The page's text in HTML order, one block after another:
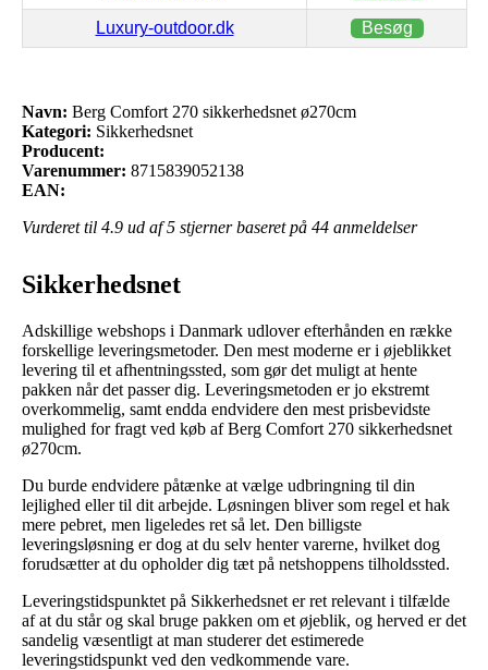
Luxury-outdoor.dk Besøg
Navn: Berg Comfort 270 sikkerhedsnet ø270cm
Kategori: Sikkerhedsnet
Producent:
Varenummer: 8715839052138
EAN:
Vurderet til 4.9 ud af 5 stjerner baseret på 44 anmeldelser
Sikkerhedsnet
Adskillige webshops i Danmark udlover efterhånden en række
forskellige leveringsmetoder. Den mest moderne er i øjeblikket
levering til et afhentningssted, som gør det muligt at hente
pakken når det passer dig. Leveringsmetoden er jo ekstremt
overkommelig, samt endda endvidere den mest prisbevidste
mulighed for fragt ved køb af Berg Comfort 270 sikkerhedsnet
ø270cm.
Du burde endvidere påtænke at vælge udbringning til din
lejlighed eller til dit arbejde. Løsningen bliver som regel et hak
mere pebret, men ligeledes ret så let. Den billigste
leveringsløsning er dog at du selv henter varerne, hvilket dog
forudsætter at du opholder dig tæt på netshoppens tilholdssted.
Leveringstidspunktet på Sikkerhedsnet er ret relevant i tilfælde
af at du står og skal bruge pakken om et øjeblik, og herved er det
sandelig væsentligt at man studerer det estimerede
leveringstidspunkt ved den vedkommende vare.